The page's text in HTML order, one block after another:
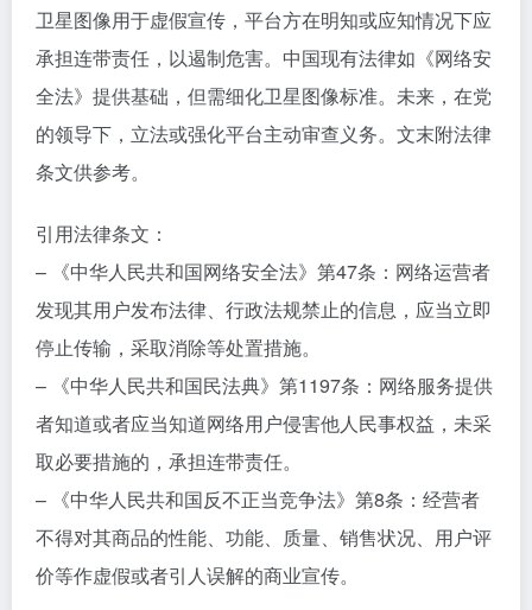
卫星图像用于虚假宣传，平台方在明知或应知情况下应
承担连带责任，以遏制危害。中国现有法律如《网络安
全法》提供基础，但需细化卫星图像标准。未来，在党
的领导下，立法或强化平台主动审查义务。文末附法律
条文供参考。
引用法律条文：
– 《中华人民共和国网络安全法》第47条：网络运营者
发现其用户发布法律、行政法规禁止的信息，应当立即
停止传输，采取消除等处置措施。
– 《中华人民共和国民法典》第1197条：网络服务提供
者知道或者应当知道网络用户侵害他人民事权益，未采
取必要措施的，承担连带责任。
– 《中华人民共和国反不正当竞争法》第8条：经营者
不得对其商品的性能、功能、质量、销售状况、用户评
价等作虚假或者引人误解的商业宣传。